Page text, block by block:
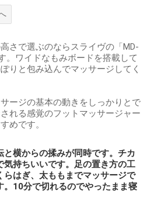
さで選ぶのならスライヴの「MD-
。ワイドなもみボードを搭載して
りと包み込んでマッサージしてく
ージの基本の動きをしっかりとで
れる感覚のフットマッサージャー
めです。
横からの揉みが同時です。チカ
気持ちいいです。足の置き方の工
らはぎ、太ももまでマッサージで
。10分で切れるのでやったまま寝